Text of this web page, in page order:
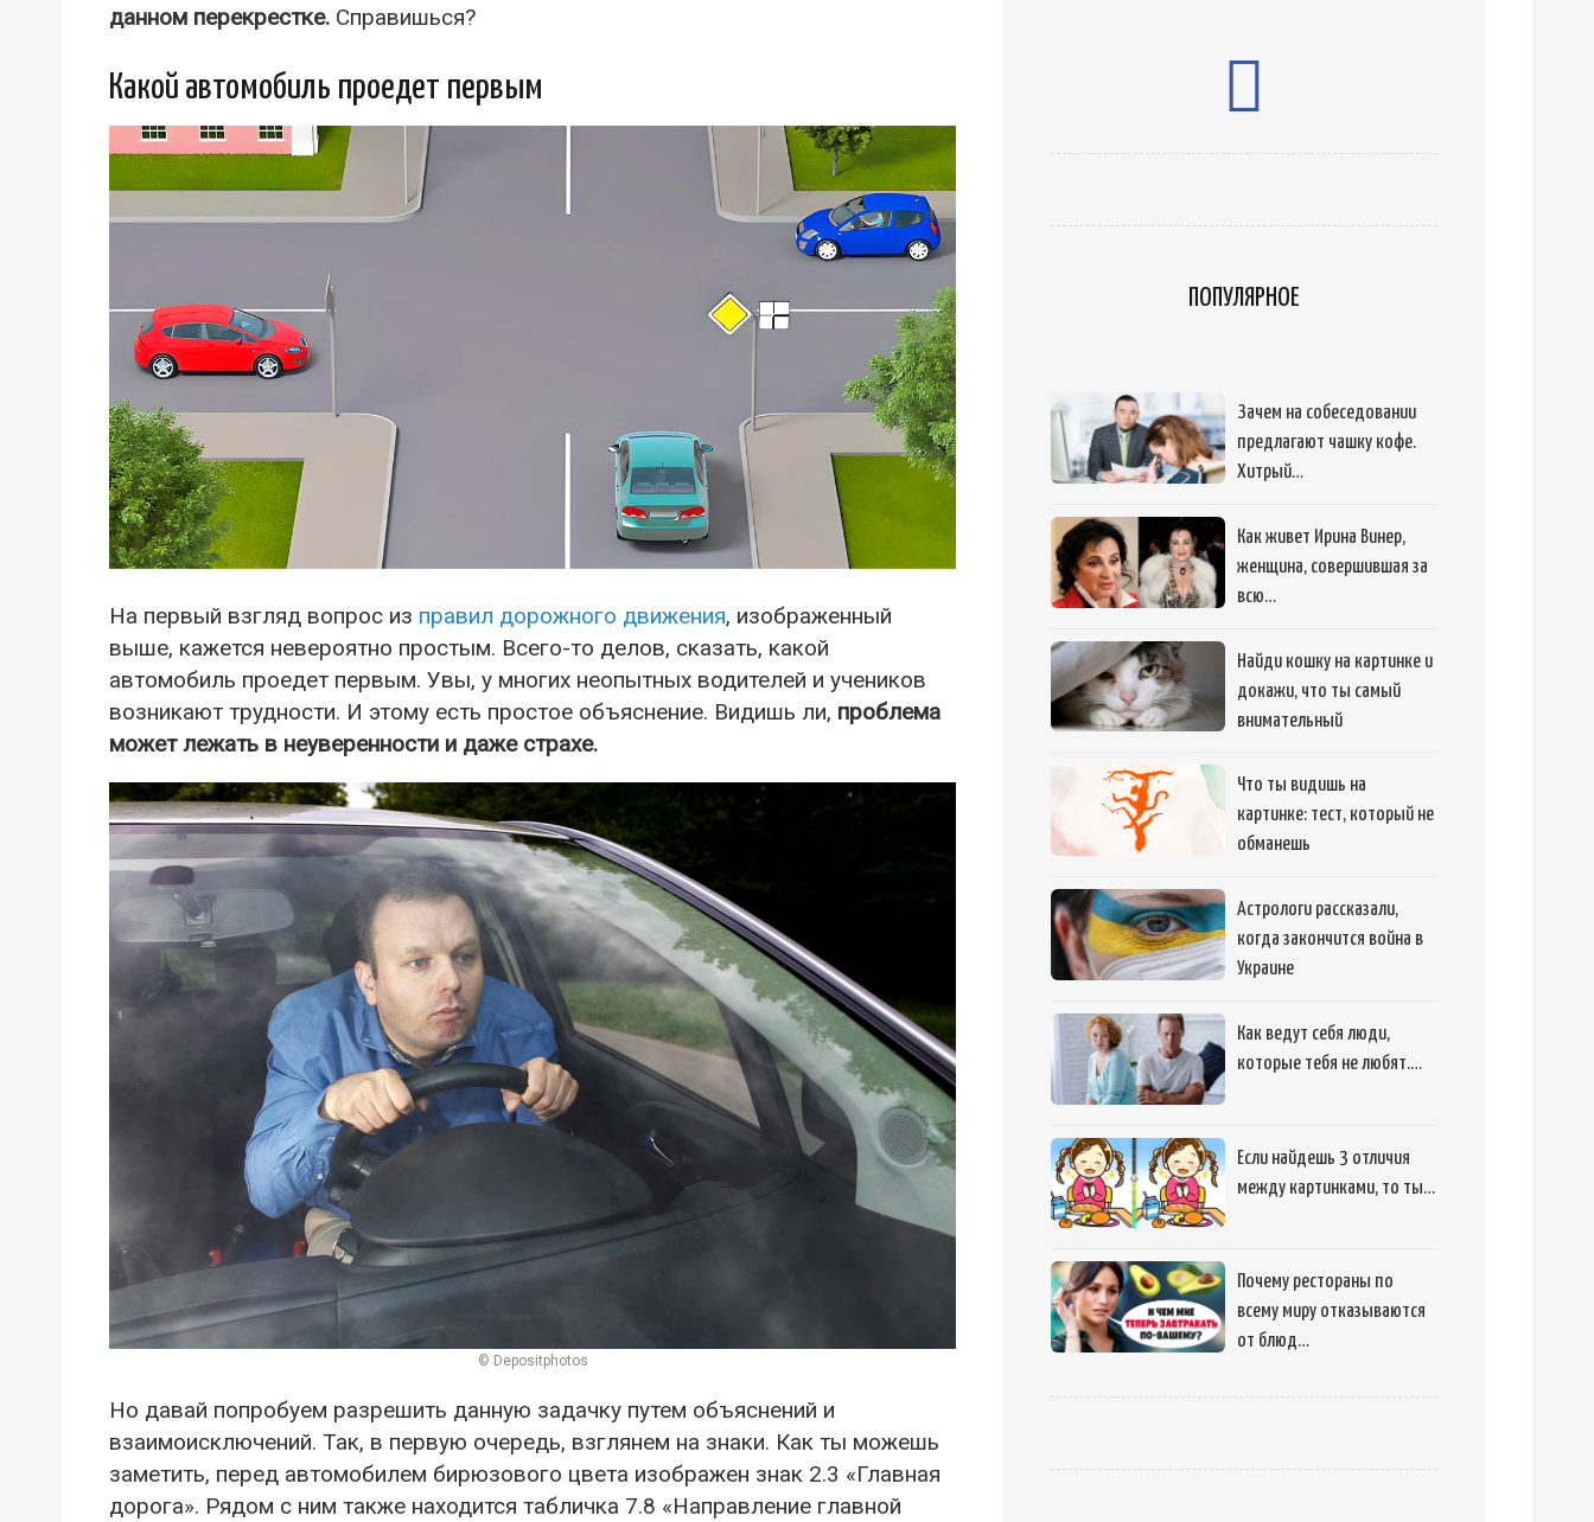
данном перекрестке. Справишься?
Какой автомобиль проедет первым
На первый взгляд вопрос из правил дорожного движения, изображенный
выше, кажется невероятно простым. Всего-то делов, сказать, какой
автомобиль проедет первым. Увы, у многих неопытных водителей и учеников
возникают трудности. И этому есть простое объяснение. Видишь ли, проблема
может лежать в неуверенности и даже страхе.
© Depositphotos
Но давай попробуем разрешить данную задачку путем объяснений и
взаимоисключений. Так, в первую очередь, взглянем на знаки. Как ты можешь
заметить, перед автомобилем бирюзового цвета изображен знак 2.3 «Главная
дорога». Рядом с ним также находится табличка 7.8 «Направление главной
ПОПУЛЯРНОЕ
Зачем на собеседовании
предлагают чашку кофе.
Хитрый…
Как живет Ирина Винер,
женщина, совершившая за
всю…
Найди кошку на картинке и
докажи, что ты самый
внимательный
Что ты видишь на
картинке: тест, который не
обманешь
Астрологи рассказали,
когда закончится война в
Украине
Как ведут себя люди,
которые тебя не любят.…
Если найдешь 3 отличия
между картинками, то ты…
Почему рестораны по
всему миру отказываются
от блюд…